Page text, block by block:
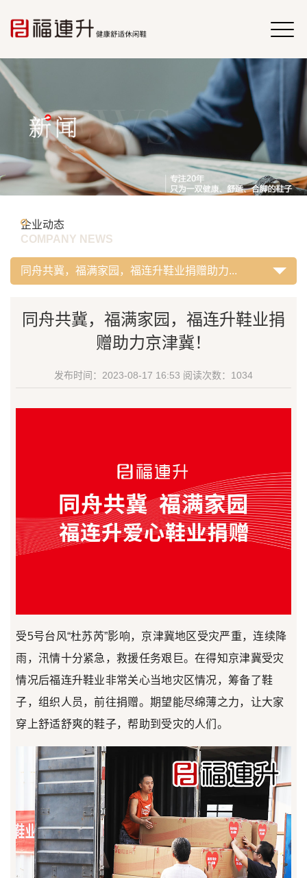
企业动态
COMPANY NEWS
同舟共冀，福满家园，福连升鞋业捐赠助力...
同舟共冀，福满家园，福连升鞋业捐
赠助力京津冀！
发布时间：2023-08-17 16:53 阅读次数： 1034
受5号台风“杜苏芮”影响，京津冀地区受灾严重，连续降
雨，汛情十分紧急，救援任务艰巨。在得知京津冀受灾
情况后福连升鞋业非常关心当地灾区情况，筹备了鞋
子，组织人员，前往捐赠。期望能尽绵薄之力，让大家
穿上舒适舒爽的鞋子，帮助到受灾的人们。